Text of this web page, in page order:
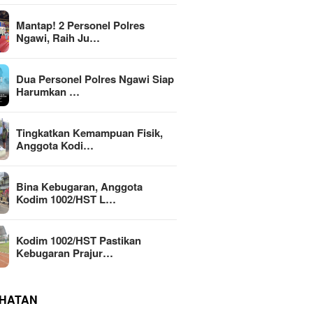
Mantap! 2 Personel Polres
Ngawi, Raih Ju…
Dua Personel Polres Ngawi Siap
Harumkan …
Tingkatkan Kemampuan Fisik,
Anggota Kodi…
Bina Kebugaran, Anggota
Kodim 1002/HST L…
Kodim 1002/HST Pastikan
Kebugaran Prajur…